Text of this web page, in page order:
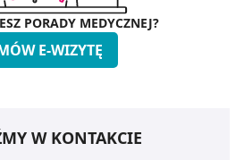
PORADY MEDYCZNEJ?
E-WIZYTĘ
W KONTAKCIE